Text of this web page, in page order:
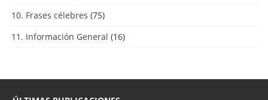
10. Frases célebres (75)
11. Información General (16)